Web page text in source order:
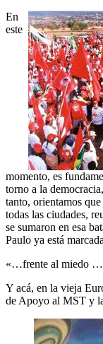
En
este
momento, es
torno a la
tanto, orientamos
todas las ciudades,
se sumaron en esa
Paulo ya está
«…frente al miedo
Y acá, en la vieja
de Apoyo al MST y